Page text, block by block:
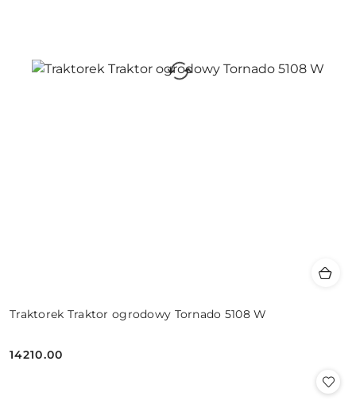
Traktorek Traktor ogrodowy Tornado 5108 W
Cena:
14210.00